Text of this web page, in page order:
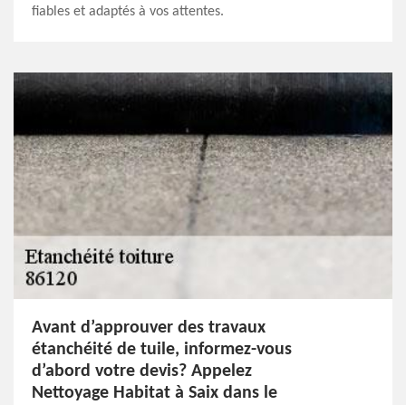
fiables et adaptés à vos attentes.
Avant d’approuver des travaux
étanchéité de tuile, informez-vous
d’abord votre devis? Appelez
Nettoyage Habitat à Saix dans le